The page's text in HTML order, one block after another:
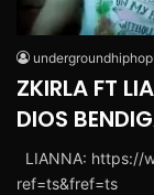
ZKIRLA FT
DIOS
LIANNA: https://
ref=ts&fref=ts